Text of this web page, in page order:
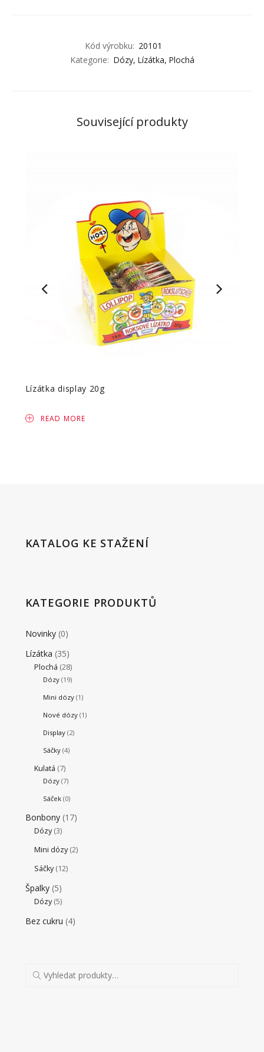
Kód výrobku: 20101
Kategorie: Dózy Lízátka Plochá
Související produkty
Lízátka display 20g
READ MORE
KATALOG KE STAŽENÍ
KATEGORIE PRODUKTŮ
Novinky (0)
Lízátka (35)
Plochá (28)
Dózy (19)
Mini dózy (1)
Nové dózy (1)
Display (2)
Sáčky (4)
Kulatá (7)
Dózy (7)
Sáček (0)
Bonbony (17)
Dózy (3)
Mini dózy (2)
Sáčky (12)
Špalky (5)
Dózy (5)
Bez cukru (4)